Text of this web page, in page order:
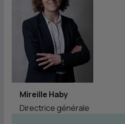
Mireille Haby
Directrice générale